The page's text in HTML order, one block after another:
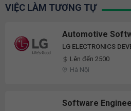
VIỆC LÀM TƯƠNG TỰ
Automotive
LG ELECTRONICS
Lên đến 2500
Hà Nội
Software